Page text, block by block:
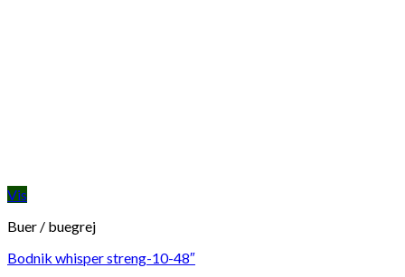
Vis
Buer / buegrej
Bodnik whisper streng-10-48″